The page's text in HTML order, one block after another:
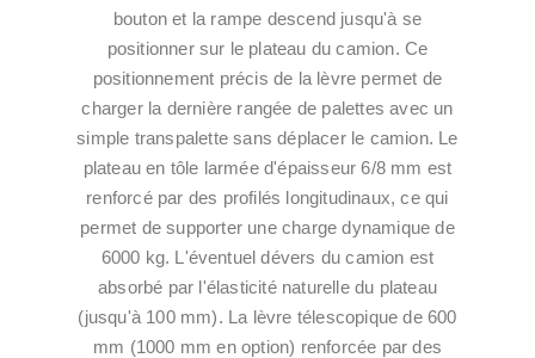
bouton et la rampe descend jusqu'à se
positionner sur le plateau du camion. Ce
positionnement précis de la lèvre permet de
charger la dernière rangée de palettes avec un
simple transpalette sans déplacer le camion. Le
plateau en tôle larmée d'épaisseur 6/8 mm est
renforcé par des profilés longitudinaux, ce qui
permet de supporter une charge dynamique de
6000 kg. L'éventuel dévers du camion est
absorbé par l'élasticité naturelle du plateau
(jusqu'à 100 mm). La lèvre télescopique de 600
mm (1000 mm en option) renforcée par des